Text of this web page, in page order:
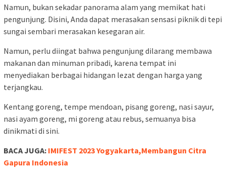
Namun, bukan sekadar panorama alam yang memikat hati
pengunjung. Disini, Anda dapat merasakan sensasi piknik di tepi
sungai sembari merasakan kesegaran air.
Namun, perlu diingat bahwa pengunjung dilarang membawa
makanan dan minuman pribadi, karena tempat ini
menyediakan berbagai hidangan lezat dengan harga yang
terjangkau.
Kentang goreng, tempe mendoan, pisang goreng, nasi sayur,
nasi ayam goreng, mi goreng atau rebus, semuanya bisa
dinikmati di sini.
BACA JUGA: IMIFEST 2023 Yogyakarta,Membangun Citra
Gapura Indonesia